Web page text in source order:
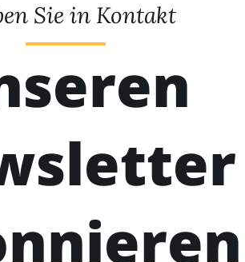
Sie in Kontakt